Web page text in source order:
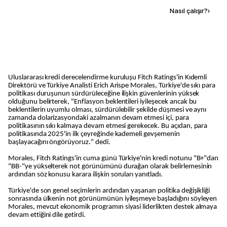
Nasıl çalışır?›
Uluslararası kredi derecelendirme kuruluşu Fitch Ratings'in Kıdemli
Direktörü ve Türkiye Analisti Erich Arispe Morales, Türkiye'de sıkı para
politikası duruşunun sürdürüleceğine ilişkin güvenlerinin yüksek
olduğunu belirterek, "Enflasyon beklentileri iyileşecek ancak bu
beklentilerin uyumlu olması, sürdürülebilir şekilde düşmesi ve aynı
zamanda dolarizasyondaki azalmanın devam etmesi içi, para
politikasının sıkı kalmaya devam etmesi gerekecek. Bu açıdan, para
politikasında 2025'in ilk çeyreğinde kademeli gevşemenin
başlayacağını öngörüyoruz." dedi.
Morales, Fitch Ratings'in cuma günü Türkiye'nin kredi notunu "B+"dan
"BB-"ye yükselterek not görünümünü durağan olarak belirlemesinin
ardından söz konusu karara ilişkin soruları yanıtladı.
Türkiye'de son genel seçimlerin ardından yaşanan politika değişikliği
sonrasında ülkenin not görünümünün iyileşmeye başladığını söyleyen
Morales, mevcut ekonomik programın siyasi liderlikten destek almaya
devam ettiğini dile getirdi.